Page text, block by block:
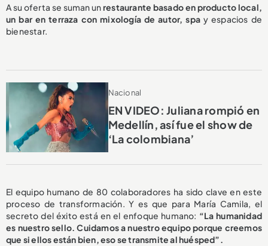
A su oferta se suman unrestaurante basado en producto local,
un bar en terraza con mixología de autor, spa y espacios de
bienestar.
Nacional
EN VIDEO: Juliana rompió en
Medellín, así fue el show de
‘La colombiana’
El equipo humano de 80 colaboradores ha sido clave en este
proceso de transformación. Y es que para María Camila, el
secreto del éxito está en el enfoque humano: “La humanidad
es nuestro sello. Cuidamos a nuestro equipo porque creemos
que si ellos están bien, eso se transmite al huésped”.